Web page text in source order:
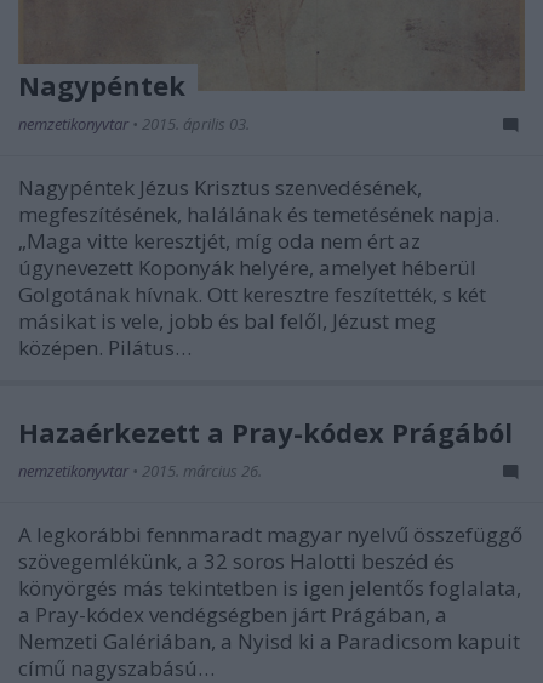
Nagypéntek
nemzetikonyvtar • 2015. április 03.
Nagypéntek Jézus Krisztus szenvedésének,
megfeszítésének, halálának és temetésének napja.
„Maga vitte keresztjét, míg oda nem ért az
úgynevezett Koponyák helyére, amelyet héberül
Golgotának hívnak. Ott keresztre feszítették, s két
másikat is vele, jobb és bal felől, Jézust meg
középen. Pilátus…
Hazaérkezett a Pray-kódex Prágából
nemzetikonyvtar • 2015. március 26.
A legkorábbi fennmaradt magyar nyelvű összefüggő
szövegemlékünk, a 32 soros Halotti beszéd és
könyörgés más tekintetben is igen jelentős foglalata,
a Pray-kódex vendégségben járt Prágában, a
Nemzeti Galériában, a Nyisd ki a Paradicsom kapuit
című nagyszabású…